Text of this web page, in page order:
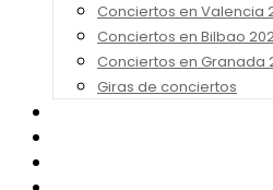
Conciertos en Valencia
Conciertos en Bilbao
Conciertos en Granada
Giras de conciertos